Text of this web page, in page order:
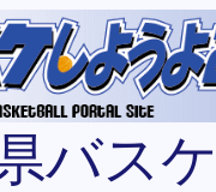
バス